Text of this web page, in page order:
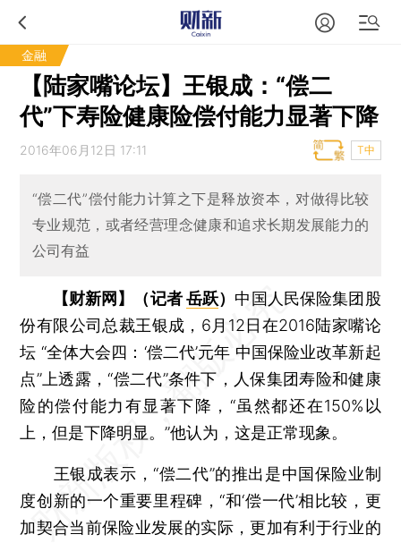
金融
【陆家嘴论坛】王银成：“偿二
代”下寿险健康险偿付能力显著下降
2016年06月12日 17:11 T中
“偿二代”偿付能力计算之下是释放资本，对做得比较
专业规范，或者经营理念健康和追求长期发展能力的
公司有益
【财新网】（记者岳跃） 中国人民保险集团股
份有限公司总裁王银成，6月12日在2016陆家嘴论
坛 “全体大会四：‘偿二代’元年 中国保险业改革新起
点”上透露，“偿二代”条件下，人保集团寿险和健康
险的偿付能力有显著下降，“虽然都还在150%以
上，但是下降明显。”他认为，这是正常现象。
王银成表示，“偿二代”的推出是中国保险业制
度创新的一个重要里程碑，“和‘偿一代’相比较，更
加契合当前保险业发展的实际，更加有利于行业的